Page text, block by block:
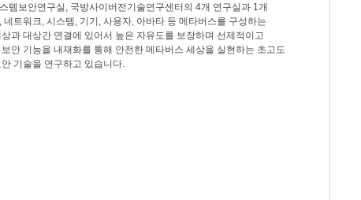
템보안연구실, 국방사이버전기술연구센터의 4개 연구실과 1개
네트워크, 시스템, 기기, 사용자, 아바타 등 메타버스를 구성하는
과 대상간 연결에 있어서 높은 자유도를 보장하며 선제적이고
안 기능을 내재화를 통해 안전한 메타버스 세상을 실현하는 초고도
기술을 연구하고 있습니다.